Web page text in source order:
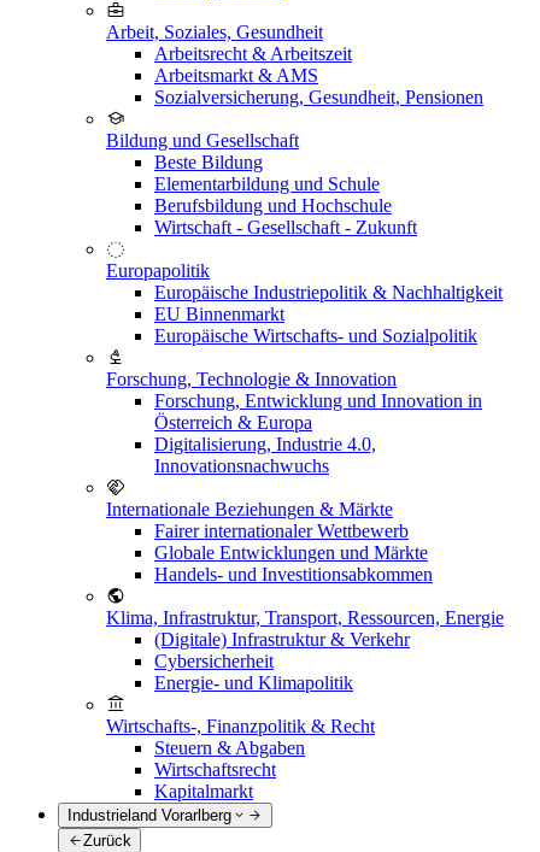
Arbeit, Soziales, Gesundheit
Arbeitsrecht & Arbeitszeit
Arbeitsmarkt & AMS
Sozialversicherung, Gesundheit, Pensionen
Bildung und Gesellschaft
Beste Bildung
Elementarbildung und Schule
Berufsbildung und Hochschule
Wirtschaft - Gesellschaft - Zukunft
Europapolitik
Europäische Industriepolitik & Nachhaltigkeit
EU Binnenmarkt
Europäische Wirtschafts- und Sozialpolitik
Forschung, Technologie & Innovation
Forschung, Entwicklung und Innovation in
Österreich & Europa
Digitalisierung, Industrie 4.0,
Innovationsnachwuchs
Internationale Beziehungen & Märkte
Fairer internationaler Wettbewerb
Globale Entwicklungen und Märkte
Handels- und Investitionsabkommen
Klima, Infrastruktur, Transport, Ressourcen, Energie
(Digitale) Infrastruktur & Verkehr
Cybersicherheit
Energie- und Klimapolitik
Wirtschafts-, Finanzpolitik & Recht
Steuern & Abgaben
Wirtschaftsrecht
Kapitalmarkt
Industrieland Vorarlberg
Zurück